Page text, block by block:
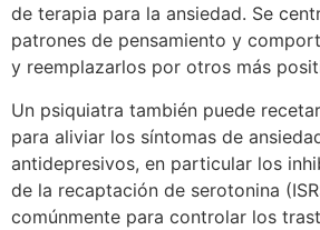
de terapia para la ansiedad. Se
patrones de pensamiento y
y reemplazarlos por otros más
Un psiquiatra también puede
para aliviar los síntomas de
antidepresivos, en particular los
de la recaptación de serotonina
comúnmente para controlar los